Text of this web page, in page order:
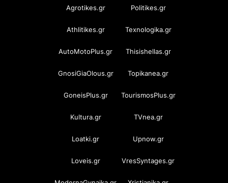
Agrotikes.gr Politikes.gr
Athlitikes.gr Texnologika.gr
AutoMotoPlus.gr Thisishellas.gr
GnosiGiaOlous.gr Topikanea.gr
GoneisPlus.gr TourismosPlus.gr
Kultura.gr TVnea.gr
Loatki.gr Upnow.gr
Loveis.gr VresSyntages.gr